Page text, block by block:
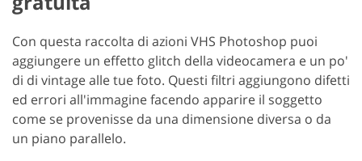
Con questa raccolta di azioni VHS Photoshop puoi
aggiungere un effetto glitch della videocamera e un po'
di di vintage alle tue foto. Questi filtri aggiungono difetti
ed errori all'immagine facendo apparire il soggetto
come se provenisse da una dimensione diversa o da
un piano parallelo.